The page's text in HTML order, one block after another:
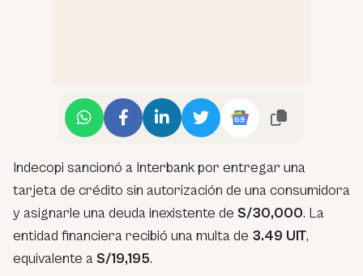
Indecopi sancionó a Interbank por entregar una
tarjeta de crédito sin autorización de una consumidora
y asignarle una deuda inexistente de S/30,000. La
entidad financiera recibió una multa de 3.49 UIT,
equivalente a S/19,195.